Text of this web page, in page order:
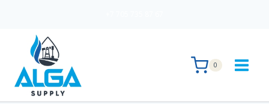
содержимому
0